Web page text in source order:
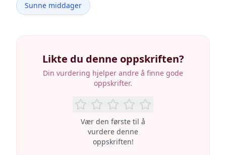
Sunne middager
Likte du denne oppskriften?
Din vurdering hjelper andre å finne gode
oppskrifter.
Vær den første til å
vurdere denne
oppskriften!